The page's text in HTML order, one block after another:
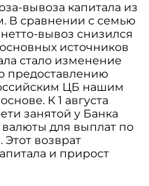
вывоза капитала из
В сравнении с семью
вывоз снизился
источников
стало изменение
предоставлению
ЦБ нашим
К 1 августа
занятой у Банка
валюты для выплат по
возврат
и прирост